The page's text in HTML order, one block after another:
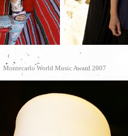
Montecarlo World Music Award 2007